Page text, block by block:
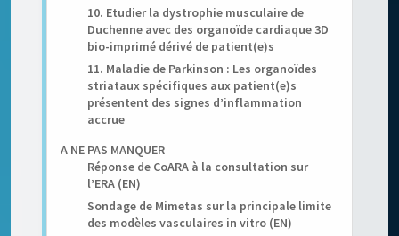
10. Etudier la dystrophie musculaire de
Duchenne avec des organoïde cardiaque 3D
bio-imprimé dérivé de patient(e)s
11. Maladie de Parkinson : Les organoïdes
striataux spécifiques aux patient(e)s
présentent des signes d’inflammation
accrue
A NE PAS MANQUER
Réponse de CoARA à la consultation sur
l’ERA (EN)
Sondage de Mimetas sur la principale limite
des modèles vasculaires in vitro (EN)